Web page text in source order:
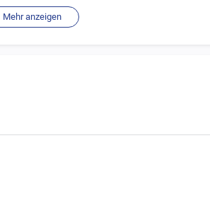
Mehr anzeigen